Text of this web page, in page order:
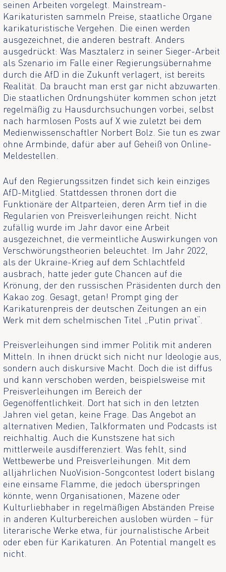
seinen Arbeiten vorgelegt. Mainstream-
Karikaturisten sammeln Preise, staatliche Organe
karikaturistische Vergehen. Die einen werden
ausgezeichnet, die anderen bestraft. Anders
ausgedrückt: Was Masztalerz in seiner Sieger-Arbeit
als Szenario im Falle einer Regierungsübernahme
durch die AfD in die Zukunft verlagert, ist bereits
Realität. Da braucht man erst gar nicht abzuwarten.
Die staatlichen Ordnungshüter kommen schon jetzt
regelmäßig zu Hausdurchsuchungen vorbei, selbst
nach harmlosen Posts auf X wie zuletzt bei dem
Medienwissenschaftler Norbert Bolz. Sie tun es zwar
ohne Armbinde, dafür aber auf Geheiß von Online-
Meldestellen.
Auf den Regierungssitzen findet sich kein einziges
AfD-Mitglied. Stattdessen thronen dort die
Funktionäre der Altparteien, deren Arm tief in die
Regularien von Preisverleihungen reicht. Nicht
zufällig wurde im Jahr davor eine Arbeit
ausgezeichnet, die vermeintliche Auswirkungen von
Verschwörungstheorien beleuchtet. Im Jahr 2022,
als der Ukraine-Krieg auf dem Schlachtfeld
ausbrach, hatte jeder gute Chancen auf die
Krönung, der den russischen Präsidenten durch den
Kakao zog. Gesagt, getan! Prompt ging der
Karikaturenpreis der deutschen Zeitungen an ein
Werk mit dem schelmischen Titel „Putin privat“.
Preisverleihungen sind immer Politik mit anderen
Mitteln. In ihnen drückt sich nicht nur Ideologie aus,
sondern auch diskursive Macht. Doch die ist diffus
und kann verschoben werden, beispielsweise mit
Preisverleihungen im Bereich der
Gegenöffentlichkeit. Dort hat sich in den letzten
Jahren viel getan, keine Frage. Das Angebot an
alternativen Medien, Talkformaten und Podcasts ist
reichhaltig. Auch die Kunstszene hat sich
mittlerweile ausdifferenziert. Was fehlt, sind
Wettbewerbe und Preisverleihungen. Mit dem
alljährlichen NuoVision-Songcontest lodert bislang
eine einsame Flamme, die jedoch überspringen
könnte, wenn Organisationen, Mäzene oder
Kulturliebhaber in regelmäßigen Abständen Preise
in anderen Kulturbereichen ausloben würden – für
literarische Werke etwa, für journalistische Arbeit
oder eben für Karikaturen. An Potential mangelt es
nicht.